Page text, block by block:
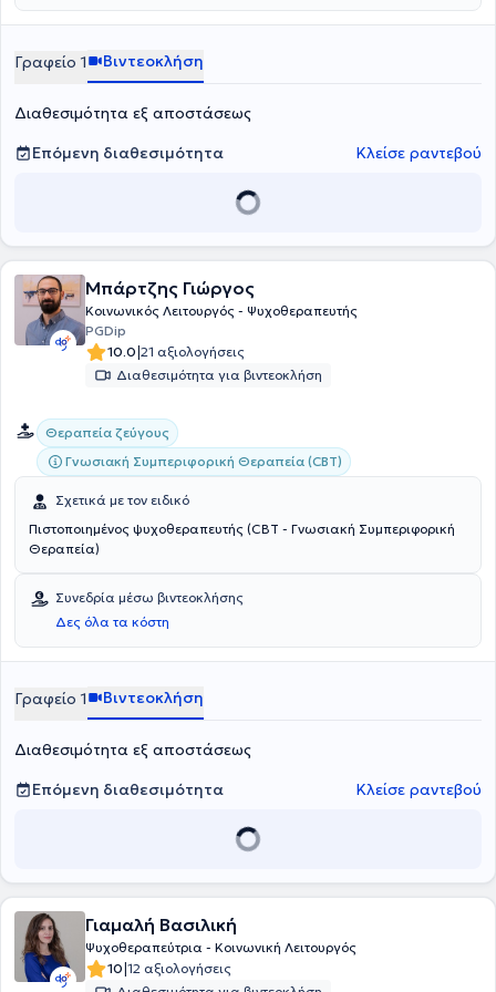
explorative minds: A co-operative inquiry of HELASYTH on its’
οποίο οι συστημικοί θεραπευτές αντιλαμβάνονται την
επαγγελματική τους ταυτότητα και τις προκλήσεις της.
Γραφείο 1 Βιντεοκλήση
Διαθεσιμότητα εξ αποστάσεως
Επόμενη διαθεσιμότητα
Κλείσε ραντεβού
Μπάρτζης Γιώργος
Κοινωνικός Λειτουργός - Ψυχοθεραπευτής
PGDip
10.0|21 αξιολογήσεις
Διαθεσιμότητα για βιντεοκλήση
Θεραπεία ζεύγους
Γνωσιακή Συμπεριφορική Θεραπεία (CBT)
Σχετικά με τον ειδικό
Πιστοποιημένος ψυχοθεραπευτής (CBT - Γνωσιακή Συμπεριφορική
Θεραπεία)
Συνεδρία μέσω βιντεοκλήσης
Δες όλα τα κόστη
Γραφείο 1 Βιντεοκλήση
Διαθεσιμότητα εξ αποστάσεως
Επόμενη διαθεσιμότητα
Κλείσε ραντεβού
Γιαμαλή Βασιλική
Ψυχοθεραπεύτρια - Κοινωνική Λειτουργός
10|12 αξιολογήσεις